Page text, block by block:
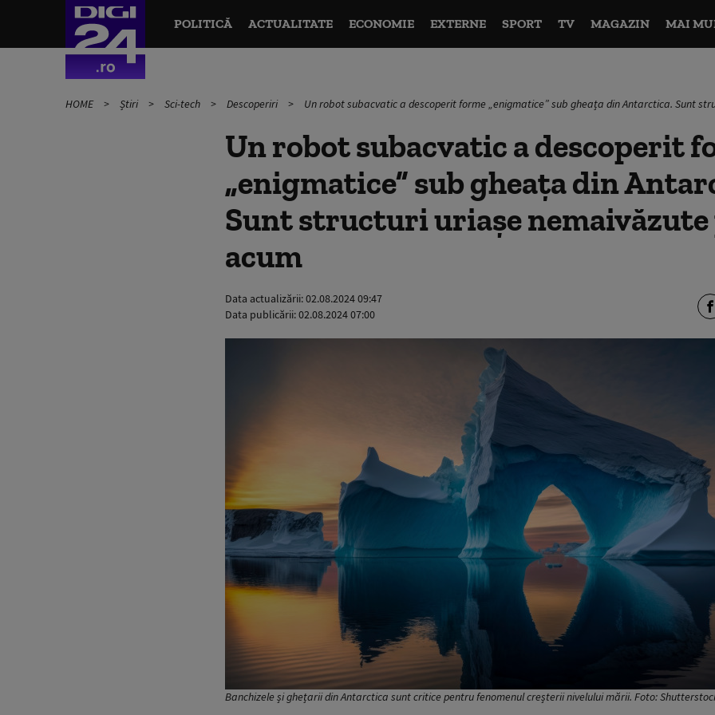
POLITICĂ ACTUALITATE ECONOMIE EXTERNE SPORT TV MAGAZIN MAI
HOME Știri Sci-tech Descoperiri Un robot subacvatic a descoperit forme „enigmatice” sub gheața din Antarctica. Sunt
Un robot subacvatic a descoperit
„enigmatice” sub gheața din
Sunt structuri uriașe nemaivăzute
acum
Data actualizării:02.08.2024 09:47
Data publicării:02.08.2024 07:00
Banchizele și ghețarii din Antarctica sunt critice pentru fenomenul creșterii nivelului mării. Foto: